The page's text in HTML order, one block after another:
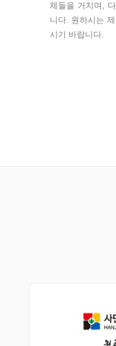
체들을 거치며,
니다. 원하시는
시기 바랍니다.